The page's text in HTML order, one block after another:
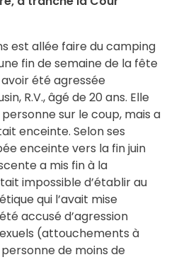
est allée faire du camping
fin de semaine de la fête
été agressée
R.V., âgé de 20 ans. Elle
personne sur le coup, mais a
enceinte. Selon ses
enceinte vers la fin juin
a mis fin à la
impossible d’établir au
qui l’avait mise
accusé d’agression
(attouchements à
de moins de